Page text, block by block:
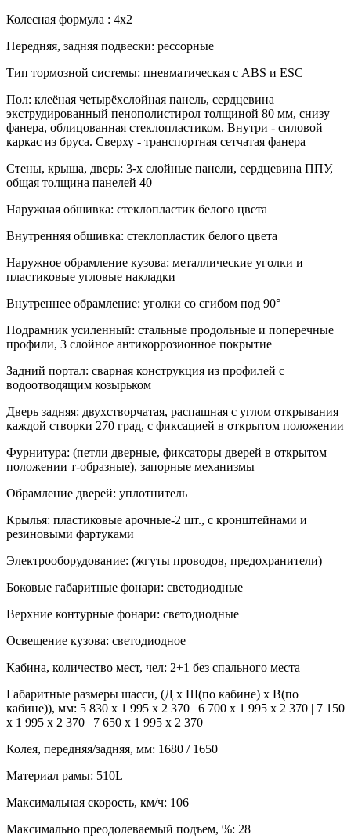
Колесная формула : 4x2
Передняя, задняя подвески: рессорные
Тип тормозной системы: пневматическая с ABS и ESC
Пол: клеёная четырёхслойная панель, сердцевина
экструдированный пенополистирол толщиной 80 мм, снизу
фанера, облицованная стеклопластиком. Внутри - силовой
каркас из бруса. Сверху - транспортная сетчатая фанера
Стены, крыша, дверь: 3-х слойные панели, сердцевина ППУ,
общая толщина панелей 40
Наружная обшивка: стеклопластик белого цвета
Внутренняя обшивка: стеклопластик белого цвета
Наружное обрамление кузова: металлические уголки и
пластиковые угловые накладки
Внутреннее обрамление: уголки со сгибом под 90°
Подрамник усиленный: стальные продольные и поперечные
профили, 3 слойное антикоррозионное покрытие
Задний портал: сварная конструкция из профилей c
водоотводящим козырьком
Дверь задняя: двухстворчатая, распашная с углом открывания
каждой створки 270 град, с фиксацией в открытом положении
Фурнитура: (петли дверные, фиксаторы дверей в открытом
положении т-образные), запорные механизмы
Обрамление дверей: уплотнитель
Крылья: пластиковые арочные-2 шт., с кронштейнами и
резиновыми фартуками
Электрооборудование: (жгуты проводов, предохранители)
Боковые габаритные фонари: светодиодные
Верхние контурные фонари: светодиодные
Освещение кузова: светодиодное
Кабина, количество мест, чел: 2+1 без спального места
Габаритные размеры шасси, (Д х Ш(по кабине) х В(по
кабине)), мм: 5 830 х 1 995 х 2 370 | 6 700 х 1 995 х 2 370 | 7 150
х 1 995 х 2 370 | 7 650 х 1 995 х 2 370
Колея, передняя/задняя, мм: 1680 / 1650
Материал рамы: 510L
Максимальная скорость, км/ч: 106
Максимально преодолеваемый подъем, %: 28